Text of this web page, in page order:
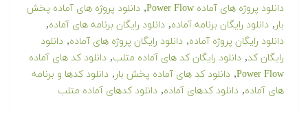
دانلود پروژه های آماده Power Flow , دانلود پروژه های آماده پخش
بار, دانلود رایگان برنامه آماده, دانلود رایگان برنامه های آماده,
دانلود رایگان پروژه آماده, دانلود رایگان پروژه های آماده, دانلود
رایگان کد, دانلود رایگان کد های آماده متلب, دانلود کد های آماده
Power Flow
, دانلود کد های آماده پخش بار, دانلود کدها و برنامه
های آماده, دانلود کدهای آماده, دانلود کدهای آماده متلب